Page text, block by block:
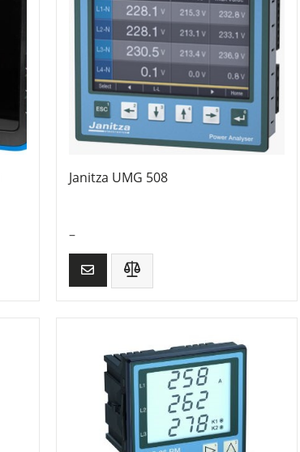
Janitza UMG 508
–